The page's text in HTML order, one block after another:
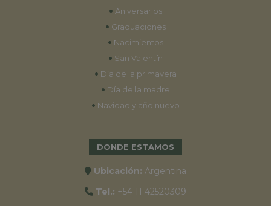
• Aniversarios
• Graduaciones
• Nacimientos
• San Valentín
• Día de la primavera
• Día de la madre
• Navidad y año nuevo
DONDE ESTAMOS
Ubicación: Argentina
Tel.: +54 11 42520309